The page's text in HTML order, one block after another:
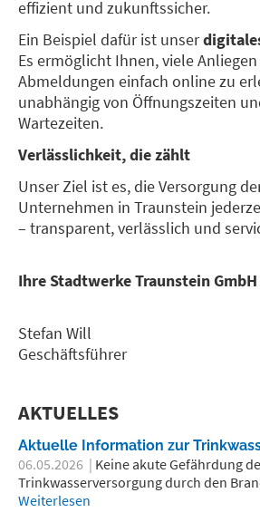
effizient und zukunftssicher.
Ein Beispiel dafür ist unser
Es ermöglicht Ihnen, viele
Abmeldungen einfach online zu
unabhängig von Öffnungszeiten
Wartezeiten.
Verlässlichkeit, die zählt
Unser Ziel ist es, die Versorgung
Unternehmen in Traunstein
– transparent, verlässlich und
Ihre Stadtwerke Traunstein GmbH
Stefan Will
Geschäftsführer
AKTUELLES
Aktuelle Information zur
06.05.2026 | Keine akute Gefährdung
Trinkwasserversorgung durch den
Weiterlesen